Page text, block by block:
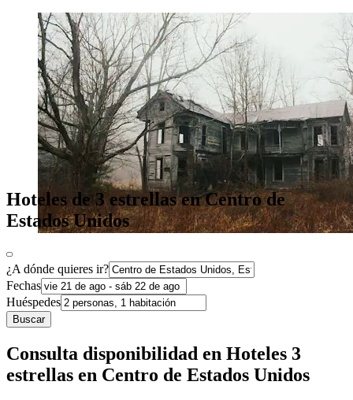
Hoteles de 3 estrellas en Centro de
Estados Unidos
¿A dónde quieres ir?
Fechas
Huéspedes
Buscar
Consulta disponibilidad en Hoteles 3
estrellas en Centro de Estados Unidos